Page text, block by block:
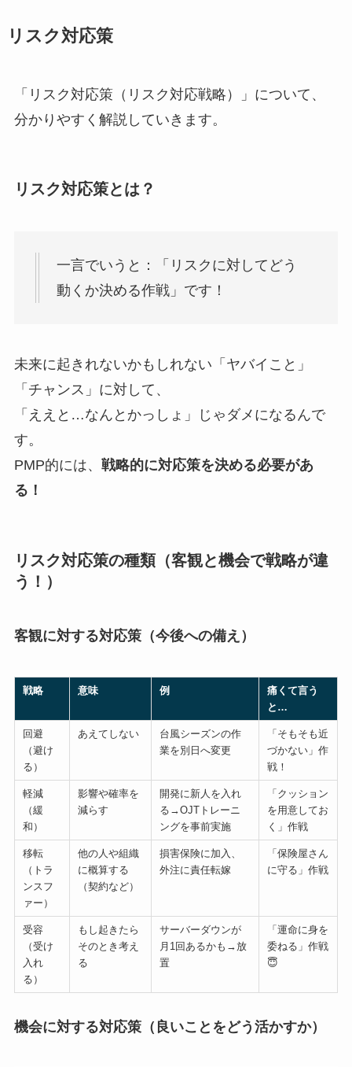
リスク対応策
「リスク対応策（リスク対応戦略​​）」について、
分かりやすく解説していきます。
リスク対応策とは？
一言でいうと：「リスクに対してどう
動くか決める作戦」です！
未来に起きれないかもしれない「ヤバイこと」
「チャンス」に対して、
「ええと…なんとかっしょ」じゃダメになるんで
す。
PMP的には、 戦略的に対応策を決める必要があ
る！
リスク対応策の種類（客観と機会で戦略が違
う！）
客観に対する対応策（今後への備え）
戦略 意味 例
痛くて言う
と…
回避
（避け
る）
あえてしない
台風シーズンの作
業を別日へ変更
「そもそも近
づかない」作
戦！
軽減
（緩
和）
影響や確率を
減らす
開発に新人を入れ
る→OJTトレーニ
ングを事前実施
「クッション
を用意してお
く」作戦
移転
（トラ
ンスフ
ァー）
他の人や組織
に概算する
（契約など）
損害保険に加入、
外注に責任転嫁
「保険屋さん
に守る」作戦
受容
（受け
入れ
る）
もし起きたら
そのとき考え
る
サーバーダウンが
月1回あるかも→放
置
「運命に身を
委ねる」作戦
😇
機会に対する対応策（良いことをどう活かすか）